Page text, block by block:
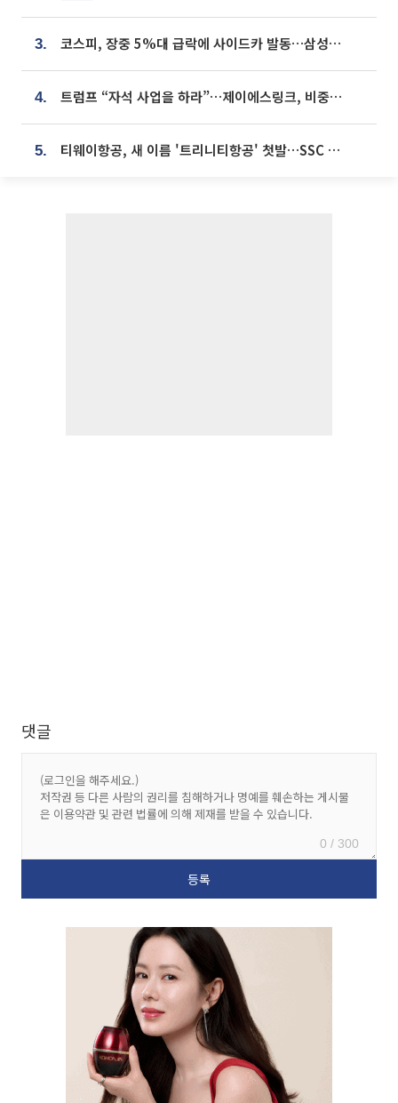
3. 코스피, 장중 5%대 급락에 사이드카 발동…삼성·SK 동반 폭락
4. 트럼프 “자석 사업을 하라”…제이에스링크, 비중국 영구자석 공급망 구축 속도
5. 티웨이항공, 새 이름 '트리니티항공' 첫발…SSC 전략 본격화
댓글
0 / 300